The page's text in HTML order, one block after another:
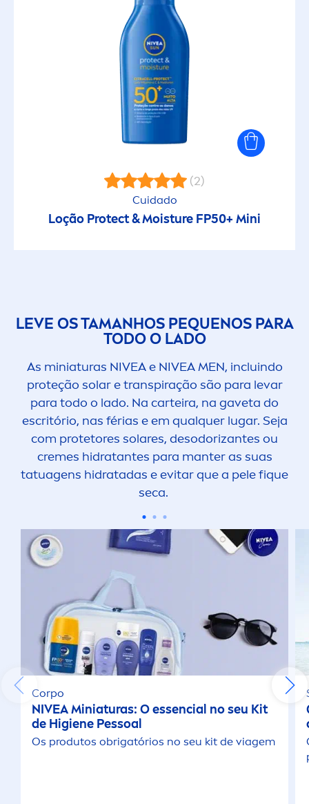
(2)
Cuidado
Loção Protect& Moisture FP50+ Mini
LEVE OS TAMANHOS PEQUENOS PARA
TODO O LADO
As miniaturas NIVEAe NIVEA MEN, incluindo
proteção solar e transpiração são para levar
para todo o lado. Na carteira, na gaveta do
escritório, nas férias e em qualquer lugar. Seja
com protetores solares, desodorizantes ou
cremes hidratantes para manter as suas
tatuagens hidratadas e evitar que a pele fique
seca.
Corpo
NIVEAMiniaturas: O essencial no seu Kit
de Higiene Pessoal
Os produtos obrigatórios no seu kit de viagem